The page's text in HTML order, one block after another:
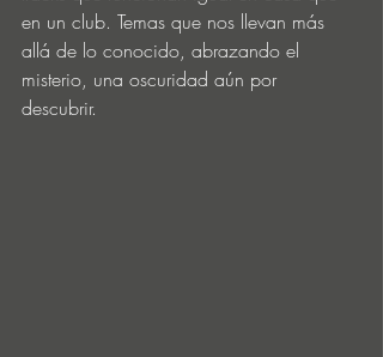
en un club. Temas que nos llevan más
allá de lo conocido, abrazando el
misterio, una oscuridad aún por
descubrir.